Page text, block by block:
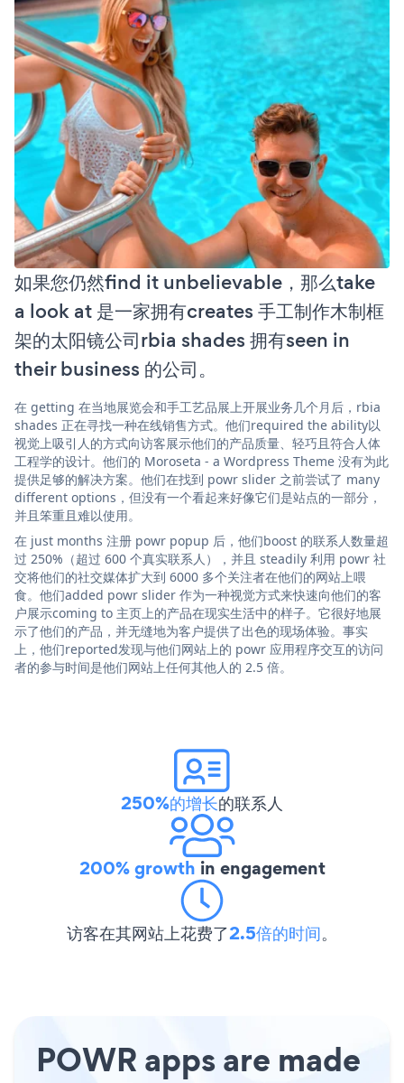
如果您仍然find it unbelievable，那么take
a look at 是一家拥有creates 手工制作木制框
架的太阳镜公司rbia shades 拥有seen in
their business 的公司。
在 getting 在当地展览会和手工艺品展上开展业务几个月后，rbia
shades 正在寻找一种在线销售方式。他们required the ability以
视觉上吸引人的方式向访客展示他们的产品质量、轻巧且符合人体
工程学的设计。他们的 Moroseta - a Wordpress Theme 没有为此
提供足够的解决方案。他们在找到 powr slider 之前尝试了 many
different options，但没有一个看起来好像它们是站点的一部分，
并且笨重且难以使用。
在 just months 注册 powr popup 后，他们boost 的联系人数量超
过 250%（超过 600 个真实联系人），并且 steadily 利用 powr 社
交将他们的社交媒体扩大到 6000 多个关注者在他们的网站上喂
食。他们added powr slider 作为一种视觉方式来快速向他们的客
户展示coming to 主页上的产品在现实生活中的样子。它很好地展
示了他们的产品，并无缝地为客户提供了出色的现场体验。事实
上，他们reported发现与他们网站上的 powr 应用程序交互的访问
者的参与时间是他们网站上任何其他人的 2.5 倍。
250%的增长的联系人
200% growth in engagement
访客在其网站上花费了2.5倍的时间。
POWR apps are made